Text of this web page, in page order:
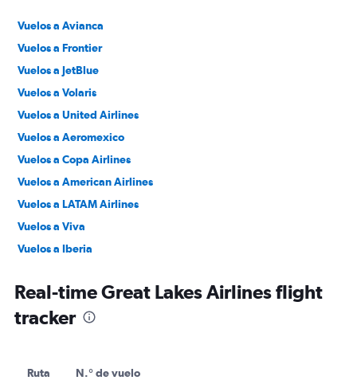
Vuelos a Avianca
Vuelos a Frontier
Vuelos a JetBlue
Vuelos a Volaris
Vuelos a United Airlines
Vuelos a Aeromexico
Vuelos a Copa Airlines
Vuelos a American Airlines
Vuelos a LATAM Airlines
Vuelos a Viva
Vuelos a Iberia
Real-time Great Lakes Airlines flight
tracker
Ruta N.° de vuelo